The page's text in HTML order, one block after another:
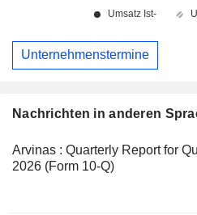
Nachrichten in anderen
Arvinas : Quarterly Report for
2026 (Form 10-Q)
Unternehmenstermine